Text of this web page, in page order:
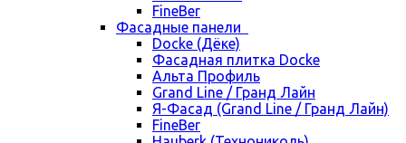
FineBer
Фасадные панели
Docke (Дёке)
Фасадная плитка Docke
Альта Профиль
Grand Line / Гранд Лайн
Я-Фасад (Grand Line / Гранд Лайн)
FineBer